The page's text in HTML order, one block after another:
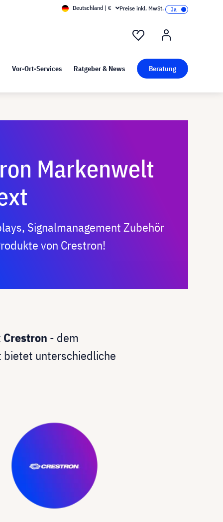
Kunst bei visunext
Deutschland | € Preise inkl. MwSt.
Vor-Ort-Services Ratgeber & News Beratung
Markenwelt
Signalmanagement Zubehör
von Crestron!
Crestron - dem
bietet unterschiedliche